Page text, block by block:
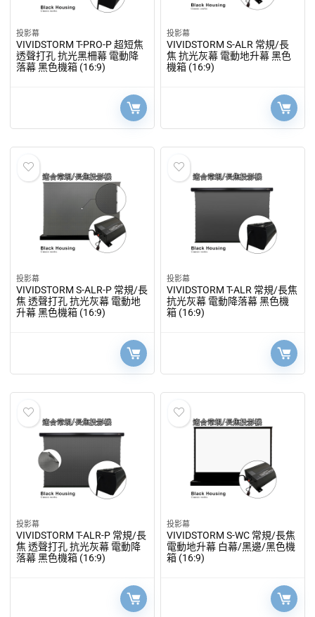
投影幕
VIVIDSTORM T-PRO-P 超短焦
透聲打孔 抗光黑柵幕 電動降
落幕 黑色機箱 (16:9)
投影幕
VIVIDSTORM S-ALR 常規/長
焦 抗光灰幕 電動地升幕 黑色
機箱 (16:9)
投影幕
VIVIDSTORM S-ALR-P 常規/長
焦 透聲打孔 抗光灰幕 電動地
升幕 黑色機箱 (16:9)
投影幕
VIVIDSTORM T-ALR 常規/長焦
抗光灰幕 電動降落幕 黑色機
箱 (16:9)
投影幕
VIVIDSTORM T-ALR-P 常規/長
焦 透聲打孔 抗光灰幕 電動降
落幕 黑色機箱 (16:9)
投影幕
VIVIDSTORM S-WC 常規/長焦
電動地升幕 白幕/黑邊/黑色機
箱 (16:9)